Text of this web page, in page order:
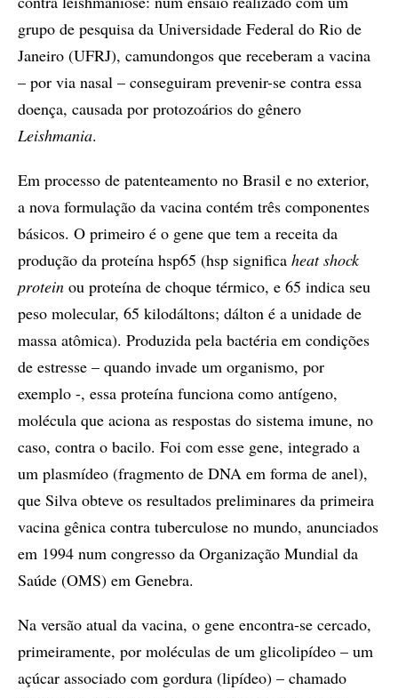
grupo de pesquisa da Universidade Federal do Rio de
Janeiro (UFRJ), camundongos que receberam a vacina
– por via nasal – conseguiram prevenir-se contra essa
doença, causada por protozoários do gênero
Leishmania.
Em processo de patenteamento no Brasil e no exterior,
a nova formulação da vacina contém três componentes
básicos. O primeiro é o gene que tem a receita da
produção da proteína hsp65 (hsp significa heat shock
protein ou proteína de choque térmico, e 65 indica seu
peso molecular, 65 kilodáltons; dálton é a unidade de
massa atômica). Produzida pela bactéria em condições
de estresse – quando invade um organismo, por
exemplo -, essa proteína funciona como antígeno,
molécula que aciona as respostas do sistema imune, no
caso, contra o bacilo. Foi com esse gene, integrado a
um plasmídeo (fragmento de DNA em forma de anel),
que Silva obteve os resultados preliminares da primeira
vacina gênica contra tuberculose no mundo, anunciados
em 1994 num congresso da Organização Mundial da
Saúde (OMS) em Genebra.
Na versão atual da vacina, o gene encontra-se cercado,
primeiramente, por moléculas de um glicolipídeo – um
açúcar associado com gordura (lipídeo) – chamado